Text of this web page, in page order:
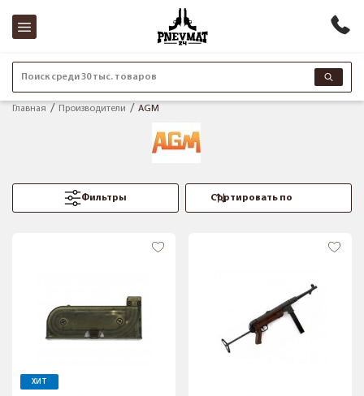
Поиск среди 30 тыс. товаров
Главная Производители AGM
Фильтры
ХИТ